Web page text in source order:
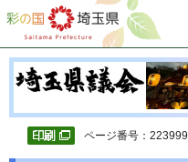
彩の国 埼玉県
ページ番号：223999